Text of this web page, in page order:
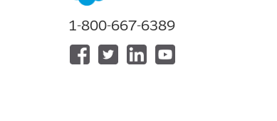
1-800-667-6389